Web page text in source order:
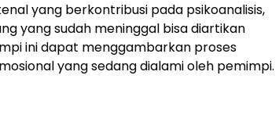
yang berkontribusi pada psikoanalisis,
yang sudah meninggal bisa diartikan
ini dapat menggambarkan proses
yang sedang dialami oleh pemimpi.